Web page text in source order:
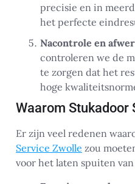
precisie en in
het perfecte
Nacontrole en
controleren we de
te zorgen dat het
hoge
Waarom Stukadoor
Er zijn veel redenen
Service Zwolle zou
voor het laten spuiten